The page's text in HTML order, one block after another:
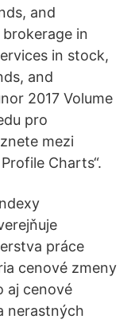
and
in
in stock,
and
2017 Volume
pro
mezi
Charts“.
práce
cenové zmeny
aj cenové
nerastných